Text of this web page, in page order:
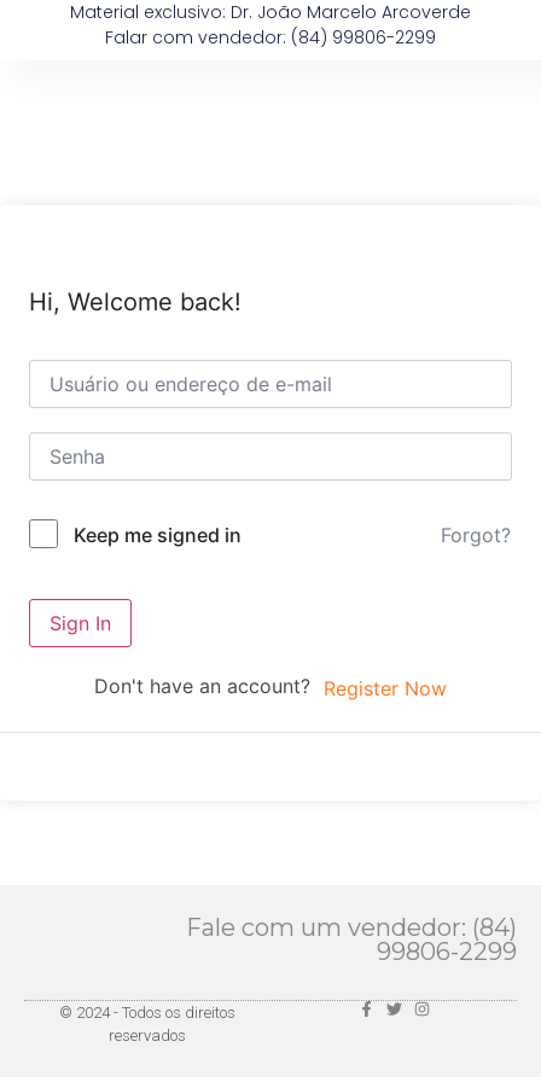
Material exclusivo: Dr. João Marcelo Arcoverde
Falar com vendedor: (84) 99806-2299
Hi, Welcome back!
Keep me signed in Forgot?
Sign In
Don't have an account? Register Now
Fale com um vendedor: (84)
99806-2299
© 2024 - Todos os direitos
reservados